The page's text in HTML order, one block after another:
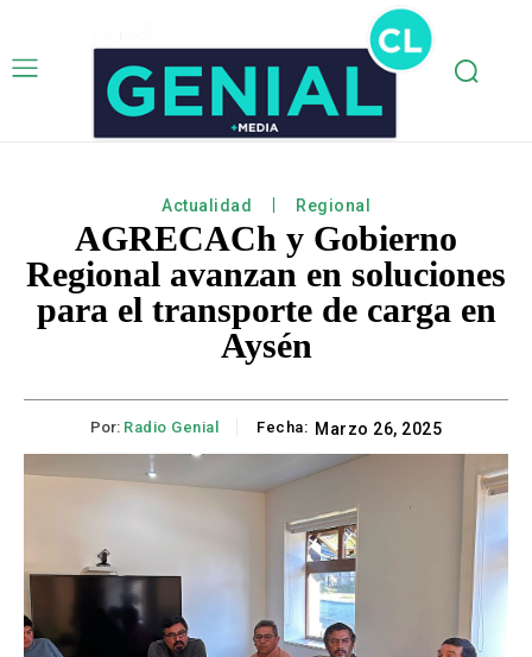
Actualidad Regional
AGRECACh y Gobierno
Regional avanzan en soluciones
para el transporte de carga en
Aysén
Por: Radio Genial Fecha: Marzo 26, 2025